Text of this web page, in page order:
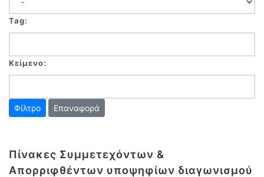
Tag:
Κείμενο:
Επαναφορά
Πίνακες Συμμετεχόντων &
Απορριφθέντων υποψηφίων διαγωνισμού